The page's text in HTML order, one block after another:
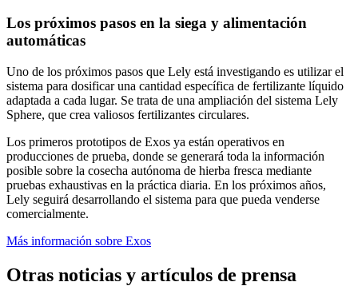
Los próximos pasos en la siega y alimentación
automáticas
Uno de los próximos pasos que Lely está investigando es utilizar el
sistema para dosificar una cantidad específica de fertilizante líquido
adaptada a cada lugar. Se trata de una ampliación del sistema Lely
Sphere, que crea valiosos fertilizantes circulares.
Los primeros prototipos de Exos ya están operativos en
producciones de prueba, donde se generará toda la información
posible sobre la cosecha autónoma de hierba fresca mediante
pruebas exhaustivas en la práctica diaria. En los próximos años,
Lely seguirá desarrollando el sistema para que pueda venderse
comercialmente.
Más información sobre Exos
Otras noticias y artículos de prensa